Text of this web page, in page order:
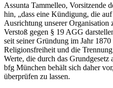
Assunta Tammelleo, Vorsitzende
hin, „dass eine Kündigung, die
Ausrichtung unserer Organisation
Verstoß gegen § 19 AGG
seit seiner Gründung im Jahr
Religionsfreiheit und die
Werte, die durch das
bfg München behält sich daher
überprüfen zu lassen.